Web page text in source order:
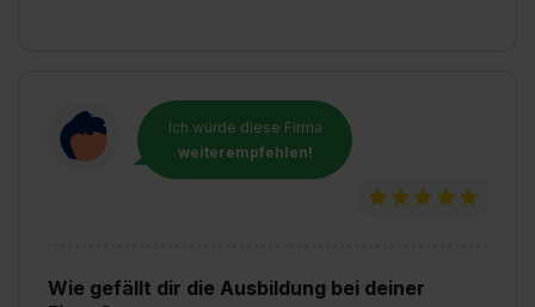
Ich würde diese Firma
weiterempfehlen!
Wie gefällt dir die Ausbildung bei deiner